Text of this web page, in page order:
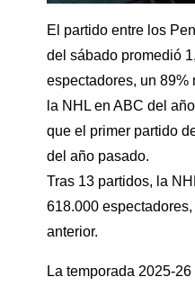
El partido entre los
del sábado promedió
espectadores, un 89%
la NHL en ABC del
que el primer partido
del año pasado.
Tras 13 partidos, la
618.000
anterior.
La temporada 2025-